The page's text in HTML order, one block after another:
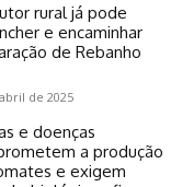
rural já pode
e encaminhar
de Rebanho
de 2025
e doenças
a produção
e exigem